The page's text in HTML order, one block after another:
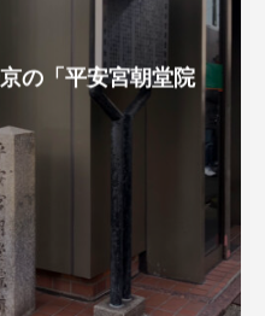
の「平安宮朝堂院